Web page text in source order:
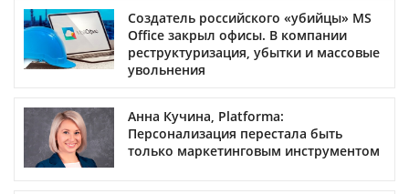
Создатель российского «убийцы» MS
Office закрыл офисы. В компании
реструктуризация, убытки и массовые
увольнения
Анна Кучина, Platforma:
Персонализация перестала быть
только маркетинговым инструментом